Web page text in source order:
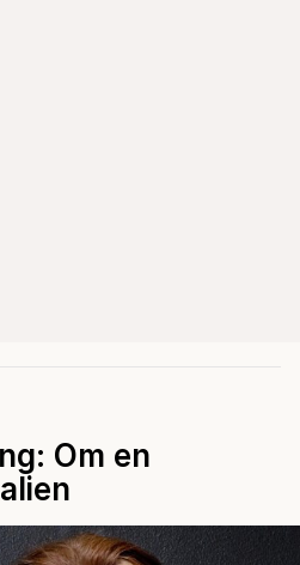
Om en